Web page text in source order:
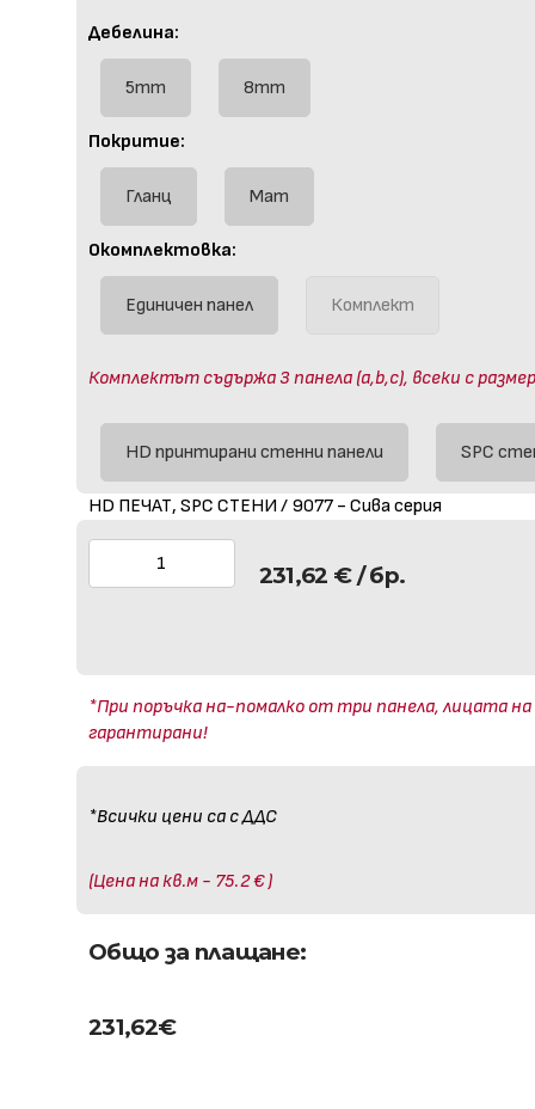
Дебелина:
5mm 8mm
Покритие:
Гланц Мат
Окомплектовка:
Единичен панел Комплект
Комплектът съдържа 3 панела (a,b,c), всеки с
HD принтирани стенни панели SPC
HD ПЕЧАТ, SPC СТЕНИ / 9077 - Сива серия
231,62 €/ бр.
*При поръчка на-помалко от три панела, лицата
гарантирани!
*Всички цени са с ДДС
(Цена на кв.м - 75.2 € )
Общо за плащане:
231,62€